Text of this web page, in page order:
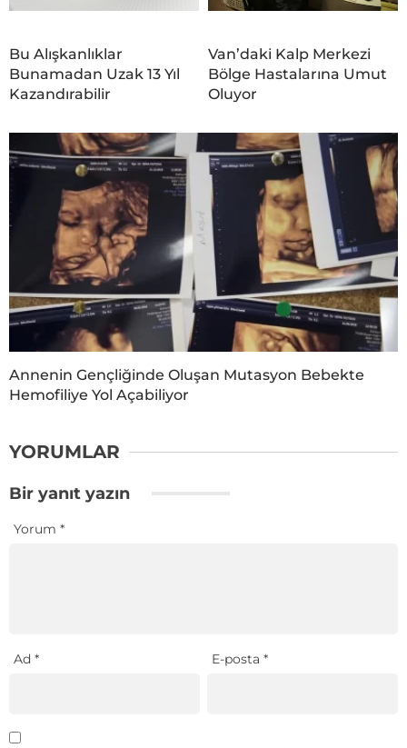
Bu Alışkanlıklar
Bunamadan Uzak 13 Yıl
Kazandırabilir
Van’daki Kalp Merkezi
Bölge Hastalarına Umut
Oluyor
Annenin Gençliğinde Oluşan Mutasyon Bebekte
Hemofiliye Yol Açabiliyor
YORUMLAR
Bir yanıt yazın
Yorum *
Ad * E-posta*